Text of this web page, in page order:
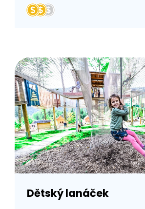
Dětský lanáček